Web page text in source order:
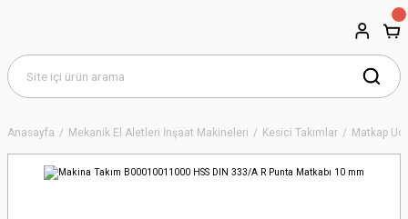
Anasayfa Mekanik El Aletleri İnşaat Makineleri Kesici Takımlar Matkap